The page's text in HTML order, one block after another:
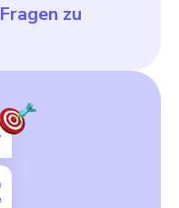
Fragen zu